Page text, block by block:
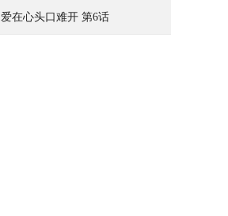
爱在心头口难开 第6话